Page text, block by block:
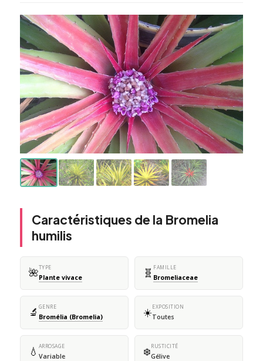
Caractéristiques de la Bromelia
humilis
🌺TYPE
Plante vivace 🧬 FAMILLE
Bromeliaceae
🔬 GENRE
Bromélia (Bromelia) ☀️EXPOSITION
Toutes
💧 ARROSAGE
Variable ❄️RUSTICITÉ
Gélive